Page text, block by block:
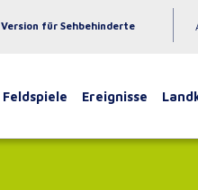
Version für Sehbehinderte
Feldspiele Ereignisse